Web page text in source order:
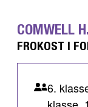
COMWELL
FROKOST I
6.